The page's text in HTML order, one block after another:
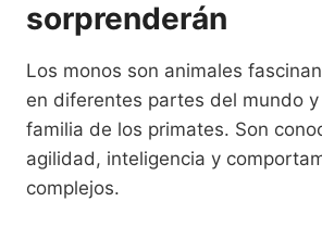
sorprenderán
Los monos son animales
en diferentes partes del mundo
familia de los primates. Son
agilidad, inteligencia y
complejos.